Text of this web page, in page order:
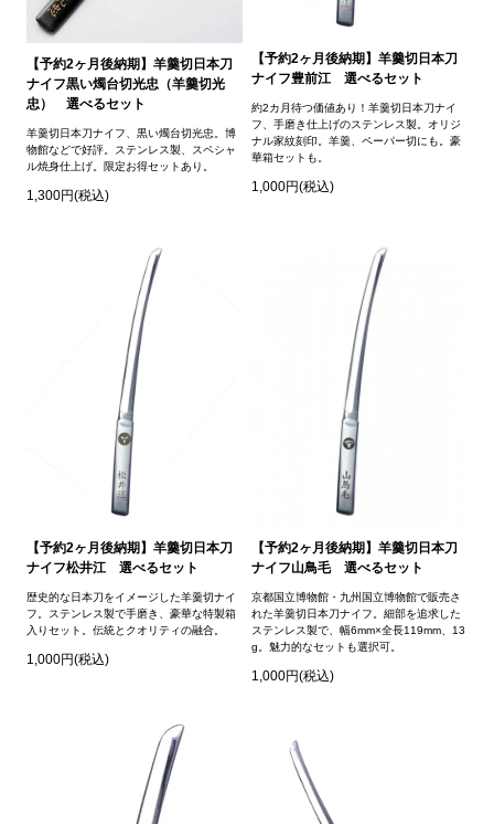
【予約2ヶ月後納期】羊羹切日本刀
ナイフ黒い燭台切光忠（羊羹切光
忠） 選べるセット
羊羹切日本刀ナイフ、黒い燭台切光忠。博
物館などで好評。ステンレス製、スペシャ
ル焼身仕上げ。限定お得セットあり。
1,300円(税込)
【予約2ヶ月後納期】羊羹切日本刀
ナイフ豊前江 選べるセット
約2カ月待つ価値あり！羊羹切日本刀ナイ
フ、手磨き仕上げのステンレス製。オリジ
ナル家紋刻印。羊羹、ペーパー切にも。豪
華箱セットも。
1,000円(税込)
【予約2ヶ月後納期】羊羹切日本刀
ナイフ松井江 選べるセット
歴史的な日本刀をイメージした羊羹切ナイ
フ。ステンレス製で手磨き、豪華な特製箱
入りセット。伝統とクオリティの融合。
1,000円(税込)
【予約2ヶ月後納期】羊羹切日本刀
ナイフ山鳥毛 選べるセット
京都国立博物館・九州国立博物館で販売さ
れた羊羹切日本刀ナイフ。細部を追求した
ステンレス製で、幅6mm×全長119mm、13
g。魅力的なセットも選択可。
1,000円(税込)